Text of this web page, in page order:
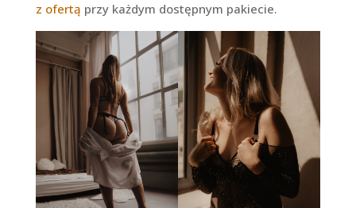
z ofertą przy każdym dostępnym pakiecie.